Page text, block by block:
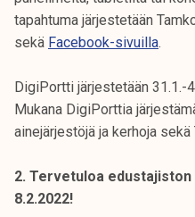
tapahtuma järjestetään
sekä Facebook-sivuilla.
DigiPortti järjestetään 31.1.-
Mukana DigiPorttia
ainejärjestöjä ja kerhoja sekä
2. Tervetuloa
8.2.2022!